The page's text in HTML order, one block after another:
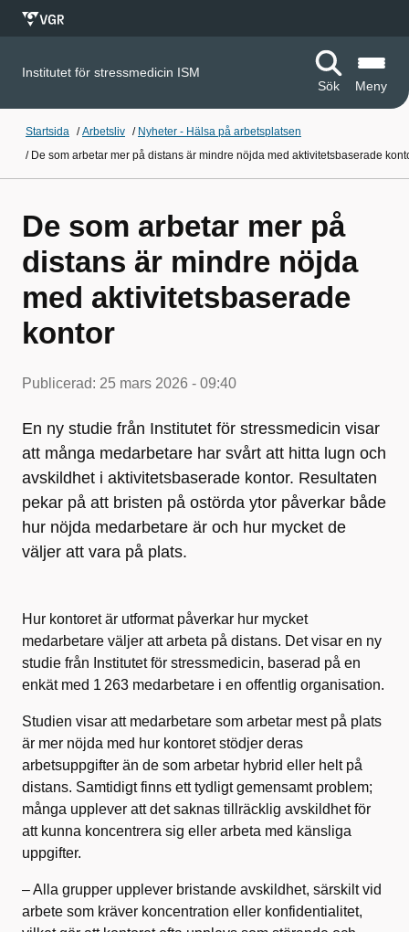
Institutet för stressmedicin ISM
Sök
Meny
Startsida /Arbetsliv / Nyheter - Hälsa på arbetsplatsen
/ De som arbetar mer på distans är mindre nöjda med aktivitetsbaserade
De som arbetar mer på
distans är mindre nöjda
med aktivitetsbaserade
kontor
Publicerad: 25 mars 2026 - 09:40
En ny studie från Institutet för stressmedicin visar
att många medarbetare har svårt att hitta lugn och
avskildhet i aktivitetsbaserade kontor. Resultaten
pekar på att bristen på ostörda ytor påverkar både
hur nöjda medarbetare är och hur mycket de
väljer att vara på plats.
Hur kontoret är utformat påverkar hur mycket
medarbetare väljer att arbeta på distans. Det visar en ny
studie från Institutet för stressmedicin, baserad på en
enkät med 1 263 medarbetare i en offentlig organisation.
Studien visar att medarbetare som arbetar mest på plats
är mer nöjda med hur kontoret stödjer deras
arbetsuppgifter än de som arbetar hybrid eller helt på
distans. Samtidigt finns ett tydligt gemensamt problem;
många upplever att det saknas tillräcklig avskildhet för
att kunna koncentrera sig eller arbeta med känsliga
uppgifter.
– Alla grupper upplever bristande avskildhet, särskilt vid
arbete som kräver koncentration eller konfidentialitet,